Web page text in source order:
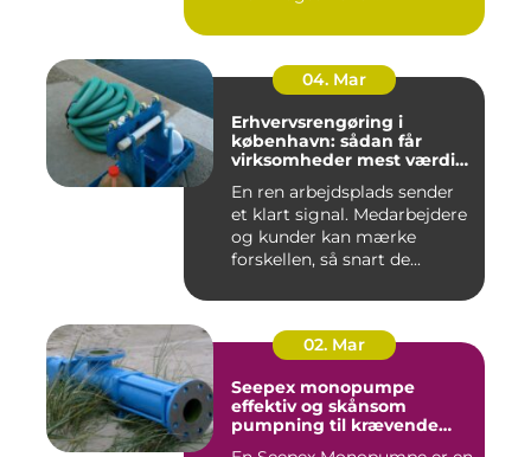
04. Mar
Erhvervsrengøring i
københavn: sådan får
virksomheder mest værdi
En ren arbejdsplads sender
et klart signal. Medarbejdere
og kunder kan mærke
forskellen, så snart de...
02. Mar
Seepex monopumpe
effektiv og skånsom
pumpning til krævende